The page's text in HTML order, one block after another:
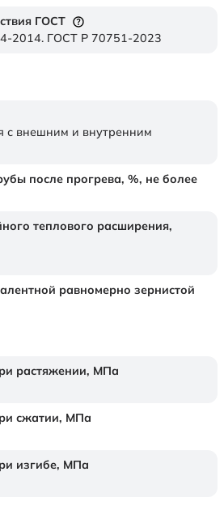
ГОСТ
2014. ГОСТ Р 70751-2023
с внешним и внутренним
после прогрева, %, не более
теплового расширения,
равномерно зернистой
растяжении, МПа
сжатии, МПа
изгибе, МПа